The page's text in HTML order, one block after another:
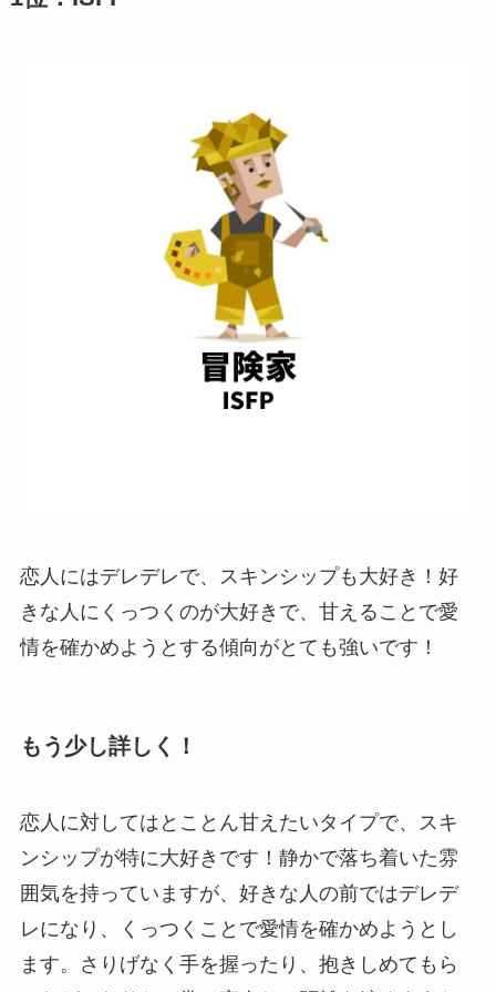
恋人にはデレデレで、スキンシップも大好き！好
きな人にくっつくのが大好きで、甘えることで愛
情を確かめようとする傾向がとても強いです！
もう少し詳しく！
恋人に対してはとことん甘えたいタイプで、スキ
ンシップが特に大好きです！静かで落ち着いた雰
囲気を持っていますが、好きな人の前ではデレデ
レになり、くっつくことで愛情を確かめようとし
ます。さりげなく手を握ったり、抱きしめてもら